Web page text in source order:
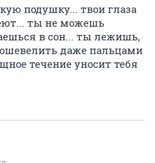
подушку... твои глаза
ты не можешь
в сон... ты лежишь,
даже пальцами
течение уносит тебя